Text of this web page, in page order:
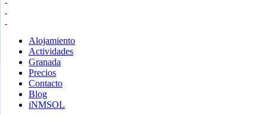
Alojamiento
Actividades
Granada
Precios
Contacto
Blog
iNMSOL